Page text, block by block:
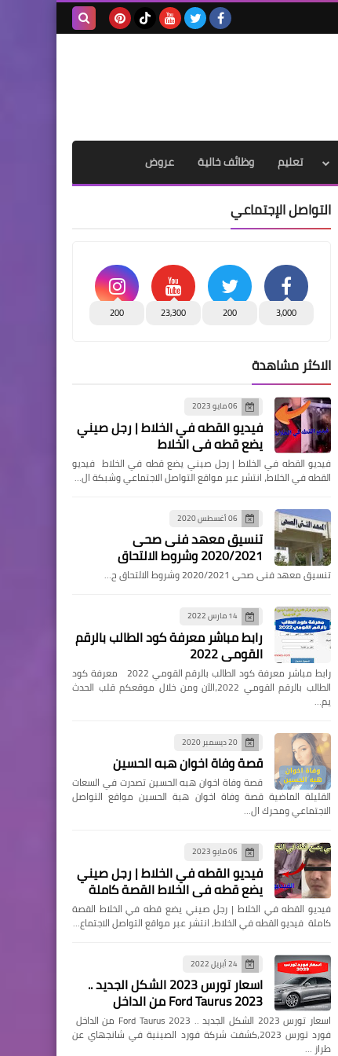
تعليم وظائف خالية عروض
التواصل الإجتماعي
3,000
200
23,300
200
الاكثر مشاهدة
06 مايو 2023
فيديو القطه في الخلاط | رجل صيني
يضع قطه في الخلاط
فيديو القطه في الخلاط | رجل صيني يضع قطه في الخلاط فيديو
القطه في الخلاط، انتشر عبر مواقع التواصل الاجتماعي وشبكة ال…
06 أغسطس 2020
تنسيق معهد فنى صحى
2020/2021 وشروط الالتحاق
تنسيق معهد فنى صحى 2020/2021 وشروط الالتحاق ح…
14 مارس 2022
رابط مباشر معرفة كود الطالب بالرقم
القومي 2022
رابط مباشر معرفة كود الطالب بالرقم القومي 2022 معرفة كود
الطالب بالرقم القومي 2022،الآن ومن خلال موقعكم قلب الحدث
يم…
20 ديسمبر 2020
قصة وفاة اخوان هبه الحسين
قصة وفاة اخوان هبه الحسين تصدرت في السعات
القليلة الماضية قصة وفاة اخوان هبة الحسين مواقع التواصل
الاجتماعي ومحرك ال…
06 مايو 2023
فيديو القطه في الخلاط | رجل صيني
يضع قطه في الخلاط القصة كاملة
فيديو القطه في الخلاط | رجل صيني يضع قطه في الخلاط القصة
كاملة فيديو القطه في الخلاط، انتشر عبر مواقع التواصل الاجتماع…
24 أبريل 2022
اسعار تورس 2023 الشكل الجديد ..
Ford Taurus 2023 من الداخل
اسعار تورس 2023 الشكل الجديد .. Ford Taurus 2023 من الداخل
فورد تورس 2023،كشفت شركة فورد الصينية في شانجهاي عن
طراز …